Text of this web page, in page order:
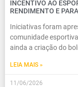
INCENTIVO AO
RENDIMENTO E
Iniciativas foram
comunidade
ainda a criação do
LEIA MAIS »
11/06/2026